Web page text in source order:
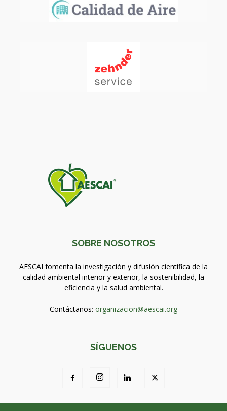
SOBRE NOSOTROS
AESCAI fomenta la investigación y difusión científica de la
calidad ambiental interior y exterior, la sostenibilidad, la
eficiencia y la salud ambiental.
Contáctanos: organizacion@aescai.org
SÍGUENOS